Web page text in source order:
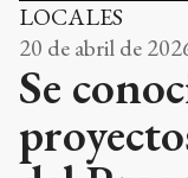
LOCALES
20 de abril de
Se